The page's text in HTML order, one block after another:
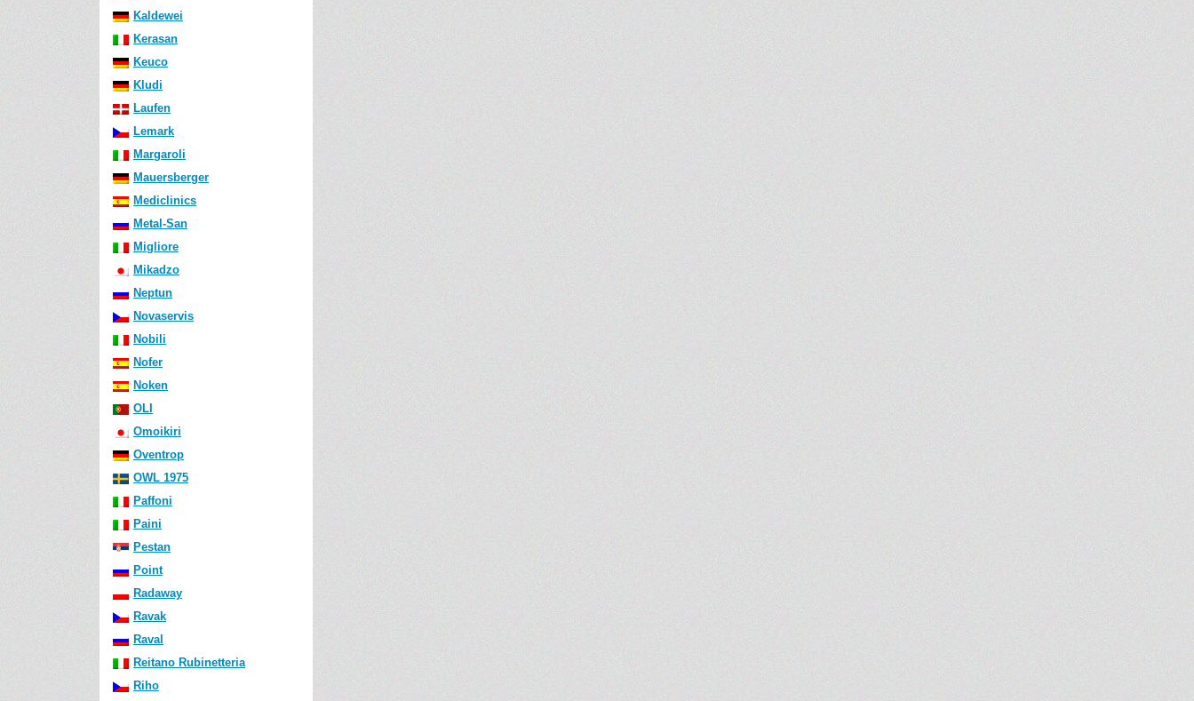
Kaldewei
Kerasan
Keuco
Kludi
Laufen
Lemark
Margaroli
Mauersberger
Mediclinics
Metal-San
Migliore
Mikadzo
Neptun
Novaservis
Nobili
Nofer
Noken
OLI
Omoikiri
Oventrop
OWL 1975
Paffoni
Paini
Pestan
Point
Radaway
Ravak
Raval
Reitano Rubinetteria
Riho